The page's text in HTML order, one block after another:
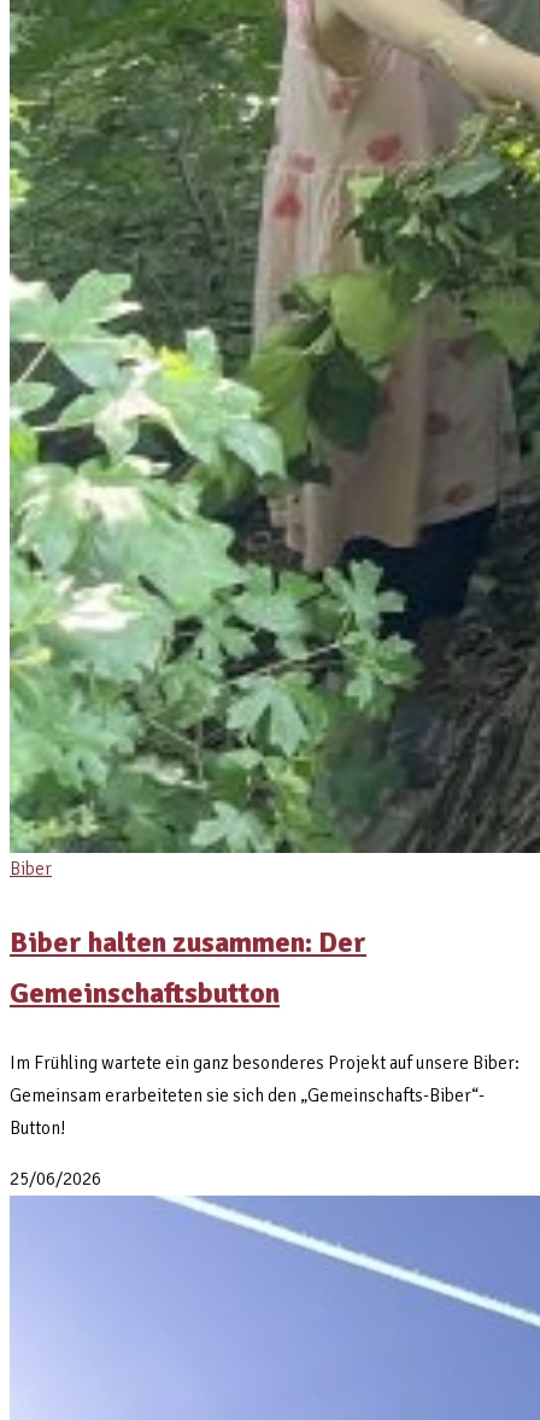
Biber
Biber halten zusammen: Der
Gemeinschaftsbutton
Im Frühling wartete ein ganz besonderes Projekt auf unsere Biber:
Gemeinsam erarbeiteten sie sich den „Gemeinschafts-Biber“-
Button!
25/06/2026